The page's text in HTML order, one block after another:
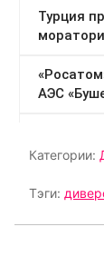
Категории:
Тэги: